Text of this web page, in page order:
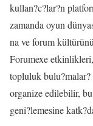
kullan?c?lar?n
zamanda oyun
na ve forum
Forumexe
topluluk
organize edilebilir,
geni?lemesine